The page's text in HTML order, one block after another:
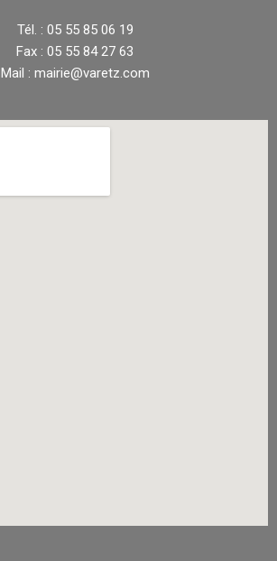
Tél. : 05 55 85 06 19
Fax : 05 55 84 27 63
Mail : mairie@varetz.com